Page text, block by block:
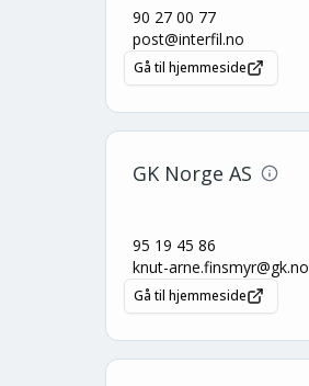
90 27 00 77
post@interfil.no
Gå til hjemmeside
GK Norge AS
95 19 45 86
knut-arne.finsmyr@gk.no
Gå til hjemmeside